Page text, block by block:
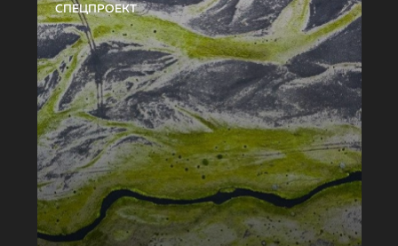
СПЕЦПРОЕКТ